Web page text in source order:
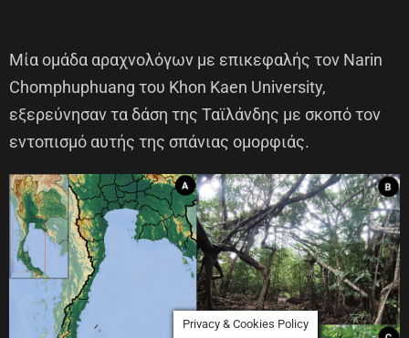
Μία ομάδα αραχνολόγων με επικεφαλής τον Narin
Chomphuphuang του Khon Kaen University,
εξερεύνησαν τα δάση της Ταϊλάνδης με σκοπό τον
εντοπισμό αυτής της σπάνιας ομορφιάς.
Privacy & Cookies Policy